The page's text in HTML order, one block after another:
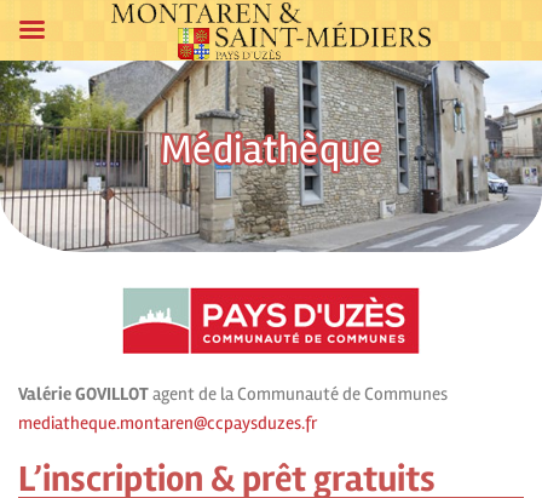
Médiathèque
Valérie GOVILLOTagent de la Communauté de Communes
mediatheque.montaren@ccpaysduzes.fr
L’inscription & prêt gratuits